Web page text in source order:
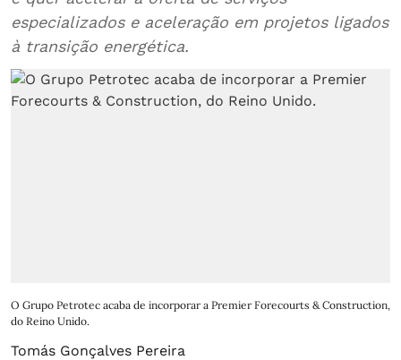
especializados e aceleração em projetos ligados
à transição energética.
O Grupo Petrotec acaba de incorporar a Premier Forecourts & Construction,
do Reino Unido.
Tomás Gonçalves Pereira